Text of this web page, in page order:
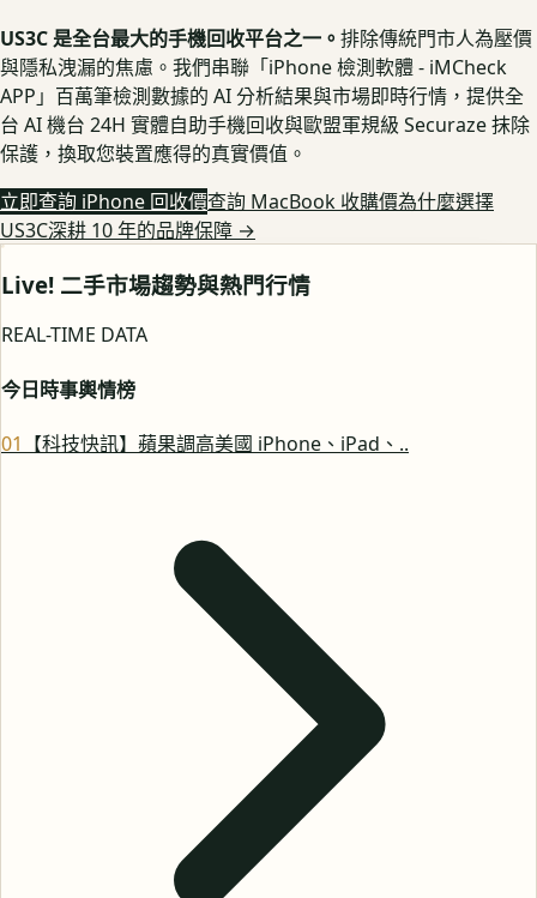
US3C 是全台最大的手機回收平台之一。 排除傳統門市人為壓價
與隱私洩漏的焦慮。我們串聯「iPhone 檢測軟體 - iMCheck
APP」百萬筆檢測數據的 AI 分析結果與市場即時行情，提供全
台 AI 機台 24H 實體自助手機回收與歐盟軍規級 Securaze 抹除
保護，換取您裝置應得的真實價值。
立即查詢 iPhone 回收價查詢 MacBook 收購價為什麼選擇
US3C深耕 10 年的品牌保障 →
Live! 二手市場趨勢與熱門行情
REAL-TIME DATA
今日時事輿情榜
01 【科技快訊】蘋果調高美國 iPhone、iPad、..